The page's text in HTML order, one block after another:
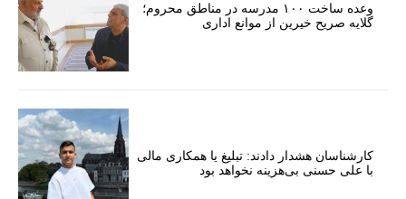
وعده ساخت ۱۰۰ مدرسه در مناطق محروم؛
گلایه صریح خیرین از موانع اداری
کارشناسان هشدار دادند: تبلیغ یا همکاری مالی
با علی حسنی بی‌هزینه نخواهد بود